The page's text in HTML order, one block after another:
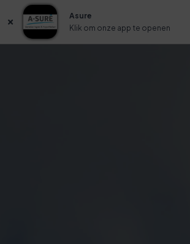
Asure
Klik om onze app te openen